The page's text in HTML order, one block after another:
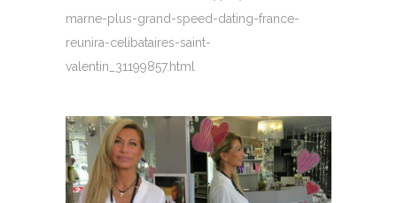
marne-plus-grand-speed-dating-france-
reunira-celibataires-saint-
valentin_31199857.html